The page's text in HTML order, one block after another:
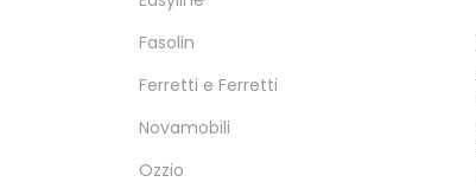
Fasolin
Ferretti e Ferretti
Novamobili
Ozzio